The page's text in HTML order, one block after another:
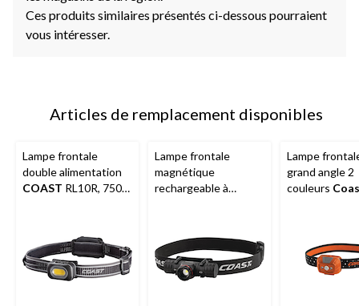
Ces produits similaires présentés ci-dessous pourraient
vous intéresser.
Articles de remplacement disponibles
Lampe frontale
double alimentation
COAST RL10R, 750
Lampe frontale
magnétique
rechargeable à
des intempéries
CoastXPH30R, noir
Lampe
grand angle 2
couleurs